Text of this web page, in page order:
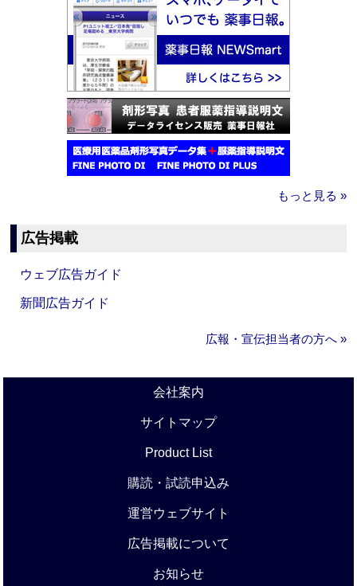
もっと見る »
広告掲載
ウェブ広告ガイド
新聞広告ガイド
広報・宣伝担当者の方へ »
会社案内
サイトマップ
Product List
購読・試読申込み
運営ウェブサイト
広告掲載について
お知らせ